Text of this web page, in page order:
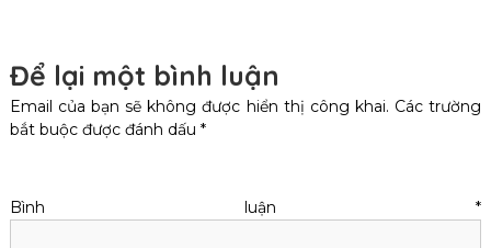
Để lại một bình luận
Email của bạn sẽ không được hiển thị công khai. Các trường
bắt buộc được đánh dấu *
Bình luận*